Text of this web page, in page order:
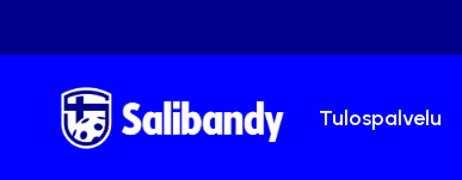
Tulospalvelu